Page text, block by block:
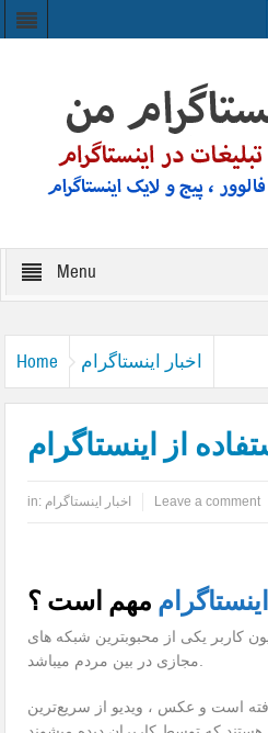
Menu
Home اخبار اینستاگرام
از اینستاگرام
in: اخبار اینستاگرام Leave a comment
اینستاگرام مهم است ؟
از ۲۰ میلیون کاربر یکی از محبوبترین شبکه های
است و عکس ، ویدیو از سریع‌ترین